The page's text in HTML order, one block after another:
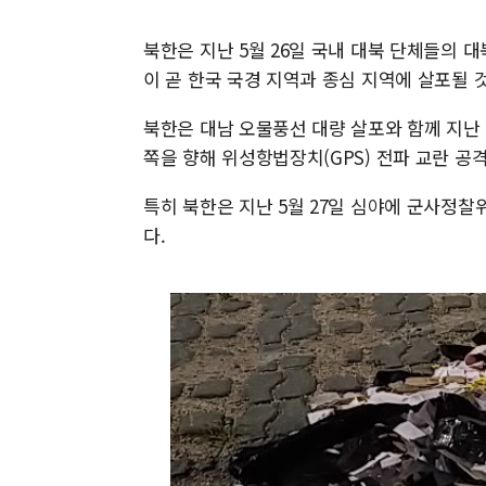
북한은 지난 5월 26일 국내 대북 단체들의
이 곧 한국 국경 지역과 종심 지역에 살포될
북한은 대남 오물풍선 대량 살포와 함께 지
쪽을 향해 위성항법장치(GPS) 전파 교란 공
특히 북한은 지난 5월 27일 심야에 군사정
다.